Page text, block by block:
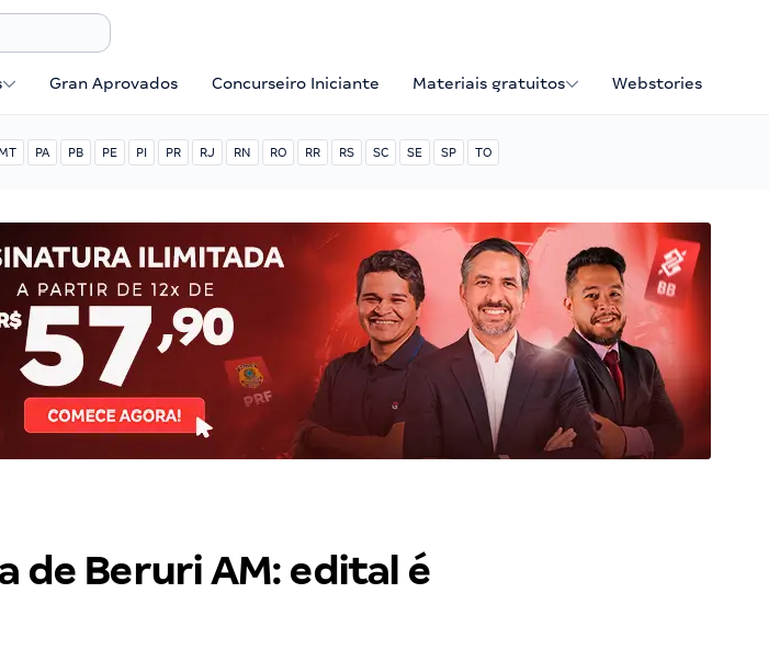
Gran Aprovados Concurseiro Iniciante Materiais gratuitos Webstories
MT PA PB PE PI PR RJ RN RO RR RS SC SE SP TO
de Beruri AM: edital é